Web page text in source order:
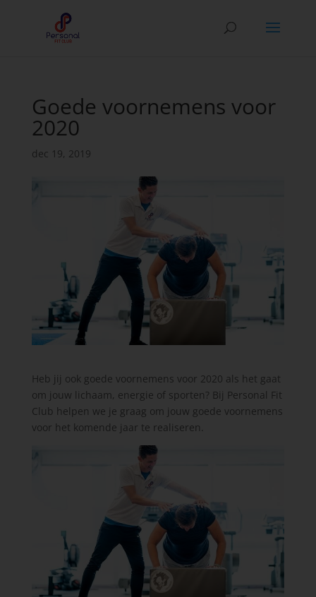
Goede voornemens voor
2020
dec 19, 2019
Heb jij ook goede voornemens voor 2020 als het gaat
om jouw lichaam, energie of sporten? Bij Personal Fit
Club helpen we je graag om jouw goede voornemens
voor het komende jaar te realiseren.